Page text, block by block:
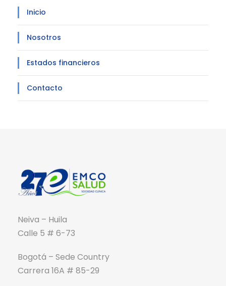
Inicio
Nosotros
Estados financieros
Contacto
Neiva – Huila
Calle 5 # 6-73
Bogotá – Sede Country
Carrera 16A # 85-29